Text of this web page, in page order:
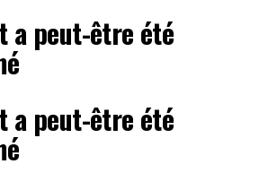
a peut-être été
a peut-être été